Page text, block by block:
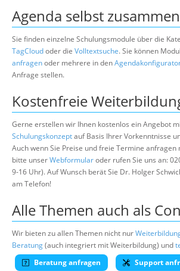
Agenda selbst
Sie finden einzelne Schulungsmodule über die
TagCloudoder die Volltextsuche. Sie können
anfragenoder mehrere in den
Anfrage stellen.
Kostenfreie
Gerne erstellen wir Ihnen kostenlos ein Angebot
Schulungskonzeptauf Basis Ihrer Vorkenntnisse
Auch wenn Sie Preise und freie Termine anfragen
bitte unserWebformularoder rufen Sie uns an:
9-16 Uhr). Auf Wunsch berät Sie Dr. Holger
am Telefon!
Alle Themen auch als
Wir bieten zu allen Themen nicht nur
Beratung(auch integriert mit Weiterbildung) und
Beratung anfragen
Support